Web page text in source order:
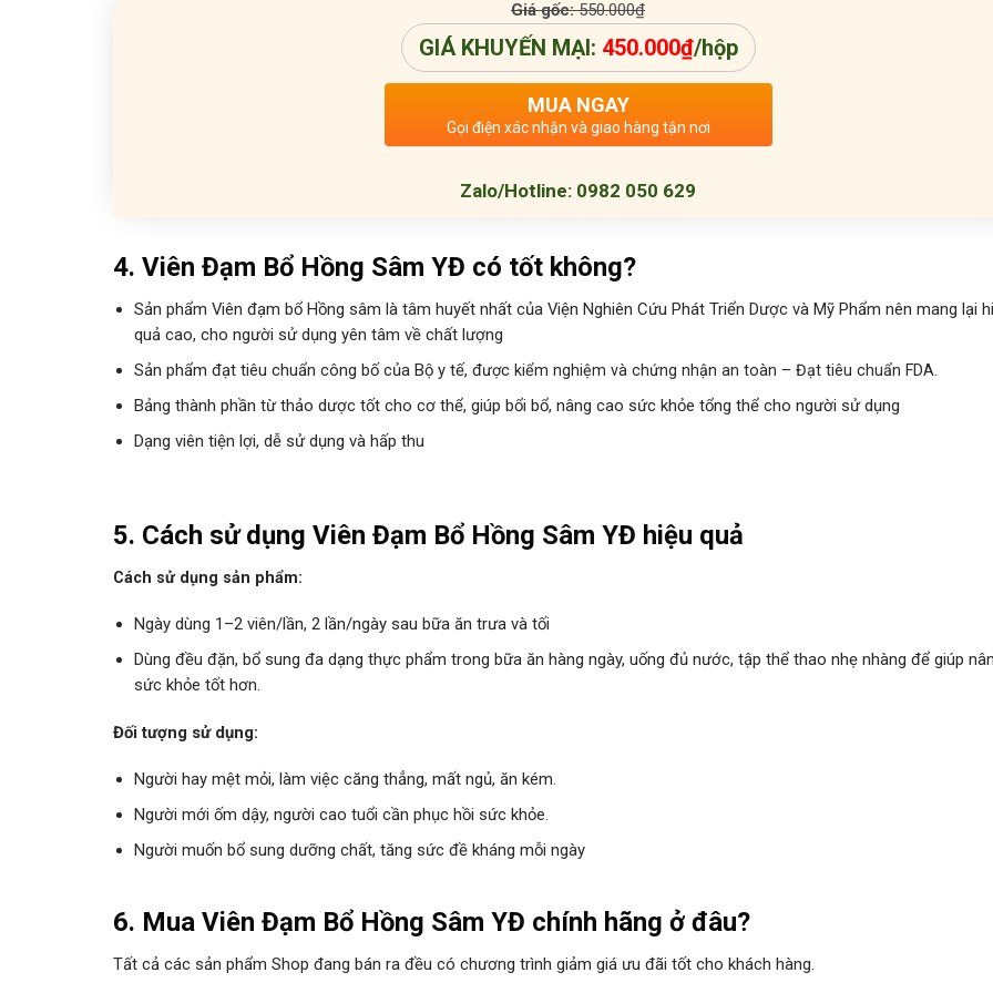
Giá gốc: 550.000₫
GIÁ KHUYẾN MẠI: 450.000₫/hộp
MUA NGAY
Gọi điện xác nhận và giao hàng tận nơi
Zalo/Hotline: 0982 050 629
4. Viên Đạm Bổ Hồng Sâm YĐ có tốt không?
Sản phẩm Viên đạm bổ Hồng sâm là tâm huyết nhất của Viện Nghiên Cứu Phát Triển Dược và Mỹ Phẩm nên mang lại
quả cao, cho người sử dụng yên tâm về chất lượng
Sản phẩm đạt tiêu chuẩn công bố của Bộ y tế, được kiểm nghiệm và chứng nhận an toàn – Đạt tiêu chuẩn FDA.
Bảng thành phần từ thảo dược tốt cho cơ thể, giúp bổi bổ, nâng cao sức khỏe tổng thể cho người sử dụng
Dạng viên tiện lợi, dễ sử dụng và hấp thu
5. Cách sử dụng Viên Đạm Bổ Hồng Sâm YĐ hiệu quả
Cách sử dụng sản phẩm:
Ngày dùng 1–2 viên/lần, 2 lần/ngày sau bữa ăn trưa và tối
Dùng đều đặn, bổ sung đa dạng thực phẩm trong bữa ăn hàng ngày, uống đủ nước, tập thể thao nhẹ nhàng để giúp
sức khỏe tốt hơn.
Đối tượng sử dụng:
Người hay mệt mỏi, làm việc căng thẳng, mất ngủ, ăn kém.
Người mới ốm dậy, người cao tuổi cần phục hồi sức khỏe.
Người muốn bổ sung dưỡng chất, tăng sức đề kháng mỗi ngày
6. Mua Viên Đạm Bổ Hồng Sâm YĐ chính hãng ở đâu?
Tất cả các sản phẩm Shop đang bán ra đều có chương trình giảm giá ưu đãi tốt cho khách hàng.